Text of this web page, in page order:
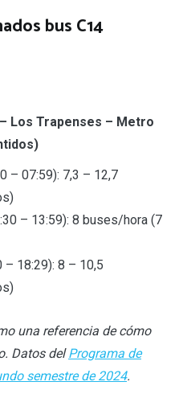
bus C14
Los Trapenses – Metro
– 07:59): 7,3 – 12,7
– 13:59): 8 buses/hora (7
– 18:29): 8 – 10,5
una referencia de cómo
Datos delPrograma de
semestre de 2024.